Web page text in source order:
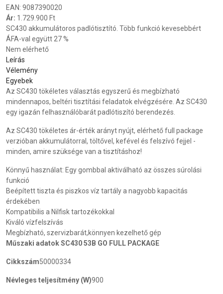
EAN: 9087390020
Ár: 1.729.900 Ft
SC430 akkumulátoros padlótisztító. Több funkció kevesebbért
ÁFA-val együtt 27 %
Nem elérhető
Leírás
Vélemény
Egyebek
Az SC430 tökéletes választás egyszerű és megbízható
mindennapos, beltéri tisztítási feladatok elvégzésére. Az SC430
egy igazán felhasználóbarát padlótiszító berendezés.
Az SC430 tökéletes ár-érték arányt nyújt, elérhető full package
verzióban akkumulátorral, töltővel, kefével és felszívó fejjel -
minden, amire szüksége van a tisztításhoz!
Könnyű használat: Egy gombbal aktiválható az összes súrolási
funkció
Beépített tiszta és piszkos víz tartály a nagyobb kapacitás
érdekében
Kompatibilis a Nilfisk tartozékokkal
Kiváló vízfelszívás
Megbízható, szervizbarát,könnyen kezelhető gép
Műszaki adatok SC430 53B GO FULL PACKAGE
Cikkszám50000334
Névleges teljesítmény (W)900